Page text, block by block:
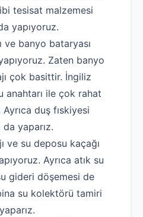
tesisat malzemesi
yapıyoruz.
ve banyo bataryası
Zaten banyo
çok basittir. İngiliz
anahtarı ile çok rahat
duş fıskiyesi
da yaparız.
ve su deposu kaçağı
Ayrıca atık su
gideri döşemesi de
su kolektörü tamiri